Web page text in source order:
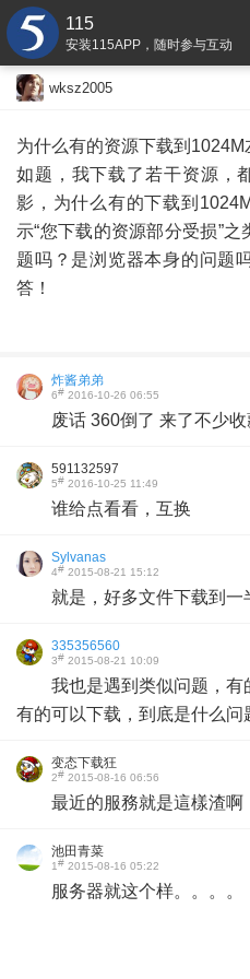
115
安装115APP，随时参与互动
wksz2005
为什么有的资源下载到
如题，我下载了若干资源，
影，为什么有的下载到
示“您下载的资源部分受损”
题吗？是浏览器本身的问题
答！
炸酱弟弟
6# 2016-10-26 06:55
废话 360倒了 来了不少收
591132597
5# 2016-10-25 11:49
谁给点看看，互换
Sylvanas
4# 2015-08-21 15:12
就是，好多文件下载到一
335356560
3# 2015-08-21 10:09
我也是遇到类似问题，有
有的可以下载，到底是什么问
变态下载狂
2# 2015-08-16 06:56
最近的服務就是這樣渣啊
池田青菜
1# 2015-08-16 05:22
服务器就这个样。。。。